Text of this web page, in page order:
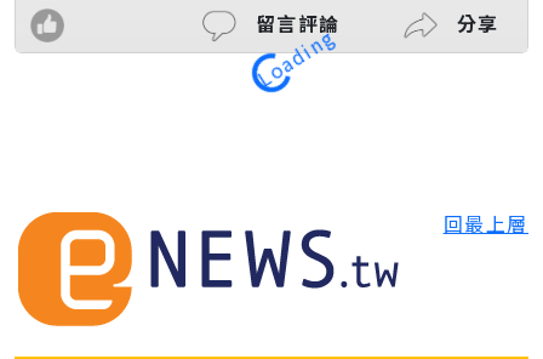
留言評論 分享
Loading
回最上層